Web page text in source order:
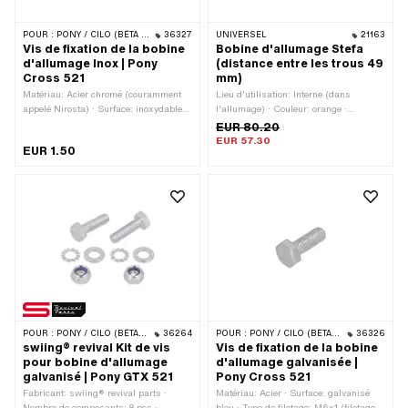
POUR : PONY / CILO (BÊTA 521 & 512) 36327
Vis de fixation de la bobine
d'allumage Inox | Pony
Cross 521
Matériau: Acier chromé (couramment
appelé Nirosta) · Surface: inoxydable ·
(filetage): 6 mm · Entraînement: Six
Longueur totale: 20 mm · Tige: Non ·
Longueur du filetage: 16 mm · Classe
de résistance: A2-70 · Nombre de
composants: 1 pcs
EUR 1.50
UNIVERSEL 21163
Bobine d'allumage Stefa
(distance entre les trous 49
mm)
Lieu d'utilisation: Interne (dans
l'allumage) · Couleur: orange ·
Longueur totale: 73 mm · Type de
fixation: Vis · Hauteur: 18 mm ·
EUR 80.20
EUR 57.30
POUR : PONY / CILO (BÊTA 521 & 512) 36264
swiing® revival Kit de vis
pour bobine d'allumage
galvanisé | Pony GTX 521
Fabricant: swiing® revival parts ·
POUR : PONY / CILO (BÊTA 521 & 512) 36326
Vis de fixation de la bobine
d'allumage galvanisée |
Pony Cross 521
Matériau: Acier · Surface: galvanisé